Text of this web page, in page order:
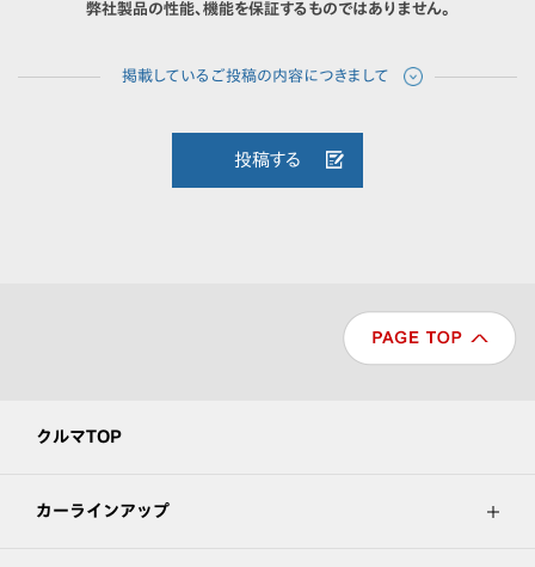
弊社製品の性能、機能を保証するものではありません。
投稿する
クルマTOP
カーラインアップ